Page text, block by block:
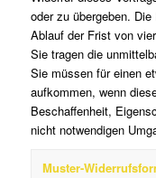
oder zu übergeben.
Ablauf der Frist von
Sie tragen die
Sie müssen für einen
aufkommen, wenn
Beschaffenheit,
nicht notwendigen
Muster-